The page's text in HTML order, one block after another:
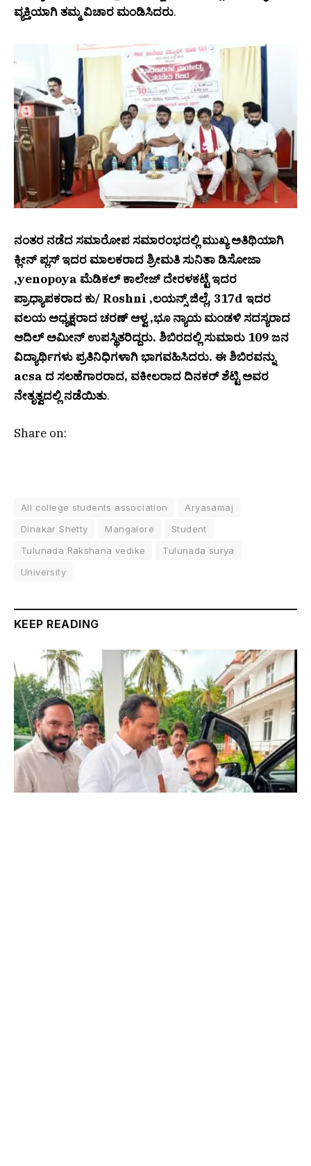
ವ್ಯಕ್ತಿಯಾಗಿ ತಮ್ಮ ವಿಚಾರ ಮಂಡಿಸಿದರು.
ನಂತರ ನಡೆದ ಸಮಾರೋಪ ಸಮಾರಂಭದಲ್ಲಿ ಮುಖ್ಯ ಅತಿಥಿಯಾಗಿ
ಕ್ಲೀನ್ ಪ್ಲಸ್ ಇದರ ಮಾಲಕರಾದ ಶ್ರೀಮತಿ ಸುನಿತಾ ಡಿಸೋಜಾ
,yenopoya ಮೆಡಿಕಲ್ ಕಾಲೇಜ್ ದೇರಳಕಟ್ಟೆ ಇದರ
ಪ್ರಾಧ್ಯಾಪಕರಾದ ಕು/ Roshni ,ಲಯನ್ಸ್ ಜಿಲ್ಲೆ, 317d ಇದರ
ವಲಯ ಅಧ್ಯಕ್ಷರಾದ ಚರಣ್ ಆಳ್ವ ,ಭೂ ನ್ಯಾಯ ಮಂಡಳಿ ಸದಸ್ಯರಾದ
ಆದಿಲ್ ಅಮೀನ್ ಉಪಸ್ಥಿತರಿದ್ದರು. ಶಿಬಿರದಲ್ಲಿ ಸುಮಾರು 109 ಜನ
ವಿದ್ಯಾರ್ಥಿಗಳು ಪ್ರತಿನಿಧಿಗಳಾಗಿ ಭಾಗವಹಿಸಿದರು. ಈ ಶಿಬಿರವನ್ನು
acsa ದ ಸಲಹೆಗಾರರಾದ, ವಕೀಲರಾದ ದಿನಕರ್ ಶೆಟ್ಟಿ ಅವರ
ನೇತೃತ್ವದಲ್ಲಿ ನಡೆಯಿತು.
Share on:
All college students association
Aryasamaj
Dinakar Shetty
Mangalore
Student
Tulunada Rakshana vedike
Tulunada surya
University
KEEP READING